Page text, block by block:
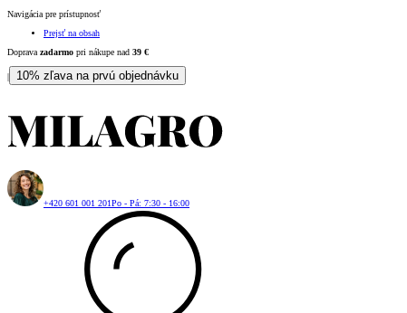
Navigácia pre prístupnosť
Prejsť na obsah
Doprava zadarmo pri nákupe nad 39 €
| 10% zľava na prvú objednávku
+420 601 001 201Po - Pá: 7:30 - 16:00